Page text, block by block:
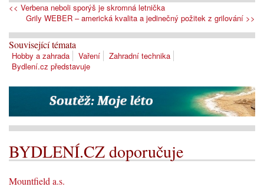
<< Verbena neboli sporýš je skromná letnička
Grily WEBER – americká kvalita a jedinečný požitek z grilování >>
Související témata
Hobby a zahrada Vaření
Zahradní technika
Bydlení.cz představuje
BYDLENÍ.CZ doporučuje
Mountfield a.s.